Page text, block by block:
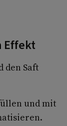
Effekt
den Saft
und mit